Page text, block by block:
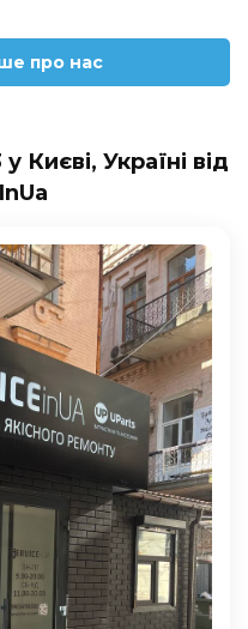
про нас
Києві, Україні від